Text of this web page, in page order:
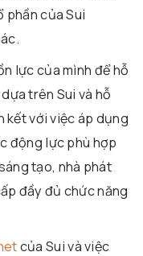
phần của Sui
lực của mình để hỗ
trên Sui và hỗ
kết với việc áp dụng
động lực phù hợp
tạo, nhà phát
đầy đủ chức năng
của Sui và việc